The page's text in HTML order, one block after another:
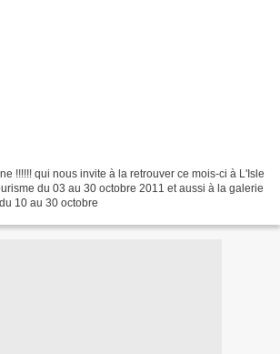
!!!!!! qui nous invite à la retrouver ce mois-ci à L'Isle
du 03 au 30 octobre 2011 et aussi à la galerie
10 au 30 octobre